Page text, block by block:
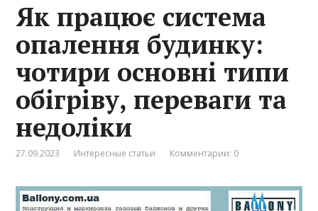
Як працює система
опалення будинку:
чотири основні типи
обігріву, переваги та
недоліки
27.09.2023 Интересные статьи Комментарии: 0